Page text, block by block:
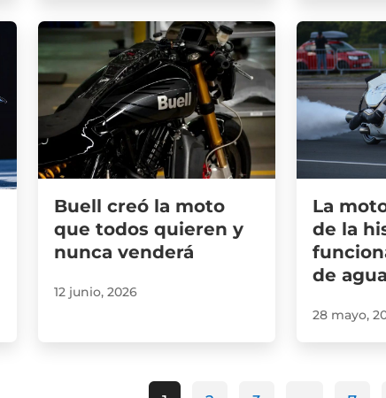
Buell creó la moto
que todos quieren y
nunca venderá
12 junio, 2026
La
de la
de agua
28 mayo,